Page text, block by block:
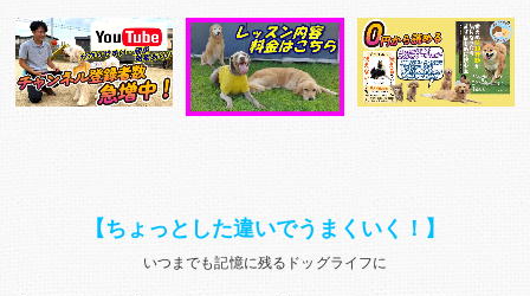
【ちょっとした違いでうまくいく！】
いつまでも記憶に残るドッグライフに